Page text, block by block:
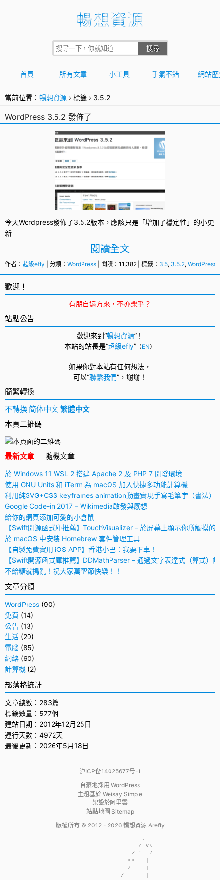
首頁 所有文章 小工具 手氣不錯 網站歷
當前位置： 暢想資源 › 標籤 › 3.5.2
WordPress 3.5.2 發佈了
今天Wordpress發佈了3.5.2版本，應該只是「增加了穩定性」的小更
新
閱讀全文
作者： 超級efly | 分類： WordPress | 閱讀：11,382 | 標籤： 3.5, 3.5.2, WordPress
歡迎！
有朋自遠方來，不亦樂乎？
站點公告
歡迎來到“暢想資源”！
本站的站長是“超級efly” （EN）
如果你對本站有任何想法，
可以“聯繫我們”， 謝謝！
簡繁轉換
不轉換 简体中文 繁體中文
本頁二維碼
最新文章 隨機文章
於 Windows 11 WSL 2 搭建 Apache 2 及 PHP 7 開發環境
使用 GNU Units 和 iTerm 為 macOS 加入快捷多功能計算機
利用純SVG+CSS keyframes animation動畫實現手寫毛筆字（書法）
Google Code-in 2017 – Wikimedia啟發與感想
給你的網頁添加可愛的小倉鼠
【Swift開源函式庫推薦】TouchVisualizer – 於屏幕上顯示你所觸摸的
於 macOS 中安裝 Homebrew 套件管理工具
【自製免費實用 iOS APP】香港小巴：我要下車！
【Swift開源函式庫推薦】DDMathParser – 通過文字表達式（算式）
不給糖就搗亂！祝大家萬聖節快樂！！
文章分類
WordPress (90)
免費 (14)
公告 (13)
生活 (20)
電腦 (85)
網絡 (60)
計算機 (2)
部落格統計
文章總數：283篇
標籤數量：577個
建站日期：2012年12月25日
運行天數：4972天
最後更新：2026年5月18日
沪ICP备14025677号-1
自豪地採用 WordPress
主題基於 Weisay Simple
架設於阿里雲
站點地圖 Sitemap
版權所有 © 2012 - 2026 暢想資源 Arefly
                     .
                    / V\
                  / `  /
                 <<   |
                 /    |
               /      |